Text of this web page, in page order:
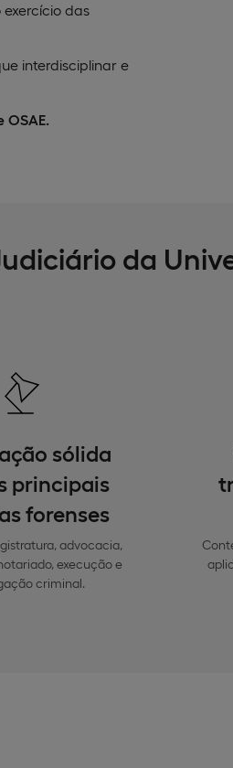
das
interdisciplinar e
OSAE.
da
sólida
principais
forenses
advocacia,
execução e
criminal.